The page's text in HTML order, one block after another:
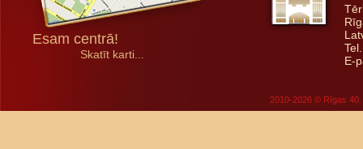
Esam centrā!
Skatīt karti...
E-
2010-2026 © Rīgas